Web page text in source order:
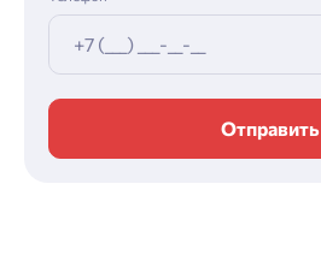
Отправить